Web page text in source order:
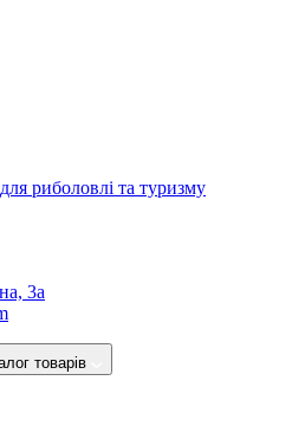
3а
товарів